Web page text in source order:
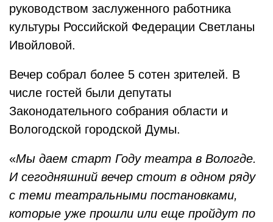
руководством заслуженного работника
культуры Российской Федерации Светланы
Ивойловой.
Вечер собрал более 5 сотен зрителей. В
числе гостей были депутаты
Законодательного собрания области и
Вологодской городской Думы.
«Мы даем старт Году театра в Вологде.
И сегодняшний вечер стоит в одном ряду
с теми театральными постановками,
которые уже прошли или еще пройдут по